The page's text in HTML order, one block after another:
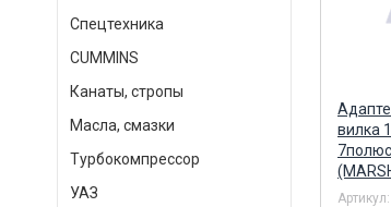
Спецтехника
СUMMINS
Канаты, стропы
Масла, смазки
Турбокомпрессор
УАЗ
(16.904.237) (MSX 1259) MAHLE
Артикул:
вилка
Артикул: